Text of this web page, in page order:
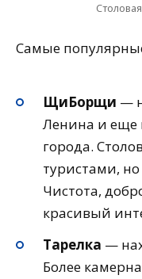
Самые
ЩиБорщи —
Ленина и еще
города.
туристами,
Чистота,
красивый
Тарелка —
Более